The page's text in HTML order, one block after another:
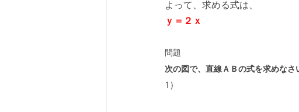
よって、求める式は、
ｙ＝２ｘ
問題
次の図で、直線ＡＢの式を求めなさ
1）